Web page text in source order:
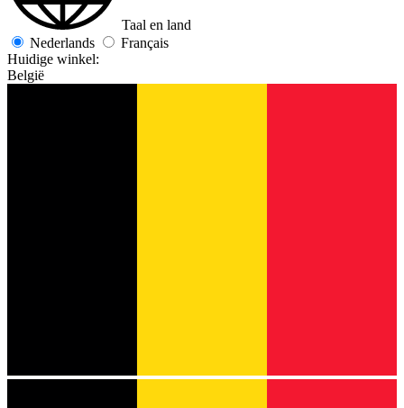
Taal en land
Nederlands
Français
Huidige winkel:
België